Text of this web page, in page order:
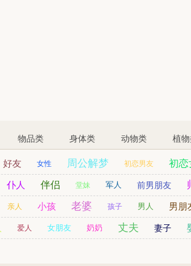
物品类 身体类 动物类 植
好友 女性 周公解梦 初恋男友 初恋
孙女 儿童
仆人 伴侣 堂妹 军人 前男朋友
亲人 小孩 老婆 孩子 男人 男朋
爱人 女朋友 奶奶 丈夫 妻子